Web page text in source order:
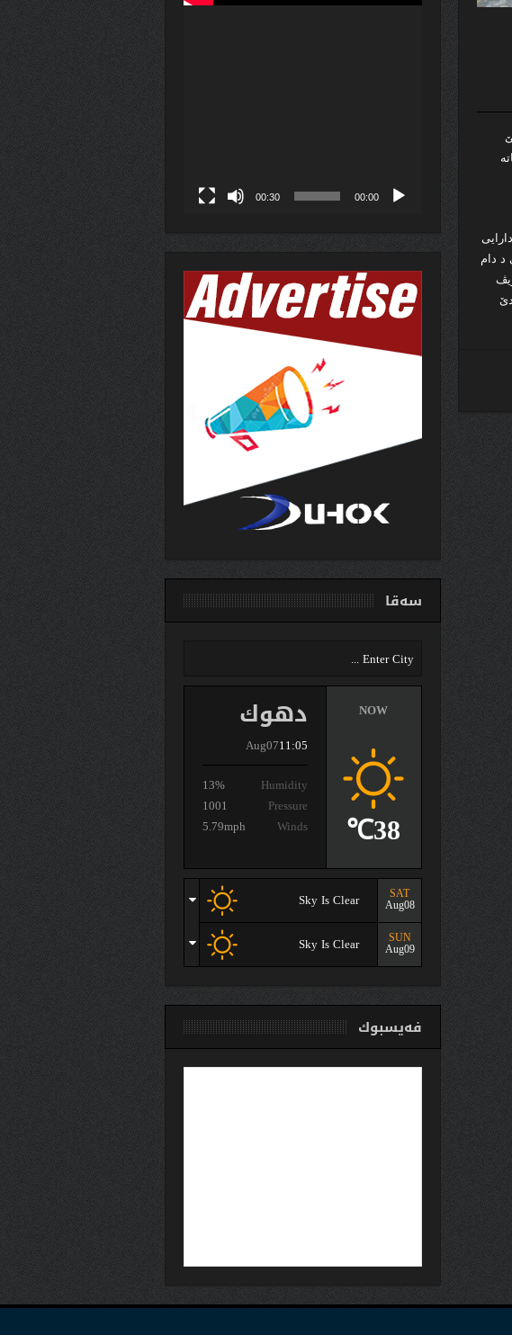
هاته‌
دارایی
د دام
هاته‌ كرن ولدویڤ
00:00
00:30
سەقا
دهوك
Aug0711:05
Humidity
13%
Pressure
1001
Winds
5.79mph
NOW
38℃
SAT
Aug08
Sky Is Clear
SUN
Aug09
Sky Is Clear
فەیسبوك